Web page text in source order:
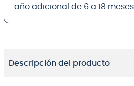
año adicional de 6 a 18 meses.
Descripción del producto